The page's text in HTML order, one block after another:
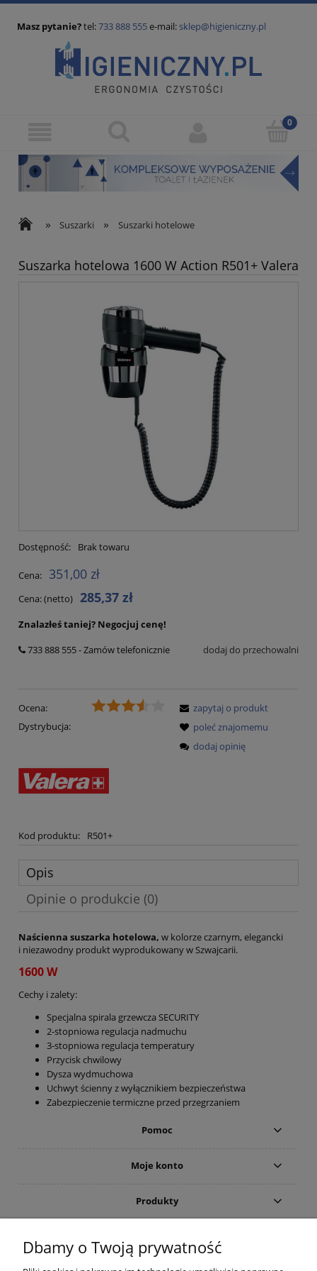
Masz pytanie?tel:733 888 555e-mail:sklep@higieniczny.pl
» Suszarki » Suszarki hotelowe
Suszarka hotelowa 1600 W Action R501+ Valera
Dostępność: Brak towaru
Cena: 351,00 zł
Cena: (netto) 285,37 zł
Znalazłeś taniej? Negocjuj cenę!
733 888 555 - Zamów telefonicznie
dodaj do przechowalni
Ocena:
Dystrybucja:
Kod produktu: R501+
zapytaj o produkt
poleć znajomemu
dodaj opinię
Opis
Opinie o produkcie (0)
Naścienna suszarka hotelowa, w kolorze czarnym, elegancki
i niezawodny produkt wyprodukowany w Szwajcarii.
1600 W
Cechy i zalety:
Specjalna spirala grzewcza SECURITY
2-stopniowa regulacja nadmuchu
3-stopniowa regulacja temperatury
Przycisk chwilowy
Dysza wydmuchowa
Uchwyt ścienny z wyłącznikiem bezpieczeństwa
Zabezpieczenie termiczne przed przegrzaniem
Pomoc
Moje konto
Produkty
Dbamy o Twoją prywatność